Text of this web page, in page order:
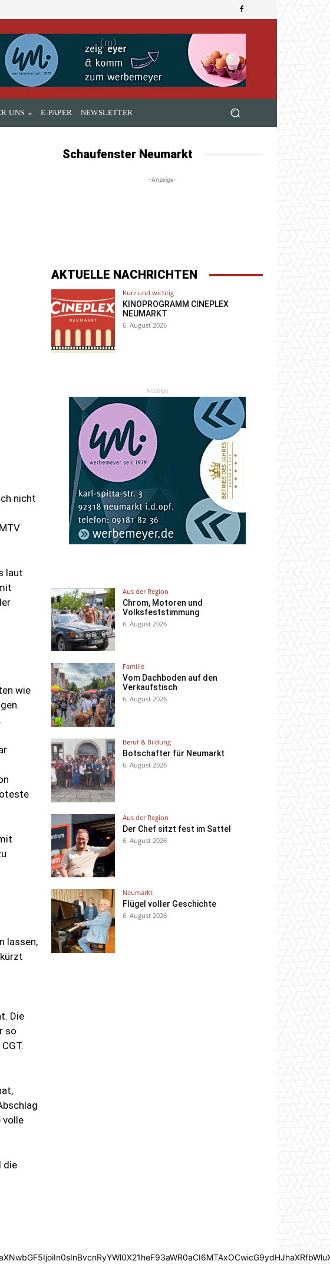
UNS E-PAPER NEWSLETTER
Schaufenster Neumarkt
-Anzeige-
nicht
laut
wie
lassen,
Die
so
volle
die
AKTUELLE NACHRICHTEN
Kurz und wichtig
KINOPROGRAMM CINEPLEX
NEUMARKT
6. August 2026
Anzeige
Aus der Region
Chrom, Motoren und
Volksfeststimmung
6. August 2026
Familie
Vom Dachboden auf den
Verkaufstisch
6. August 2026
Beruf & Bildung
Botschafter für Neumarkt
6. August 2026
Aus der Region
Der Chef sitzt fest im Sattel
6. August 2026
Neumarkt
Flügel voller Geschichte
6. August 2026